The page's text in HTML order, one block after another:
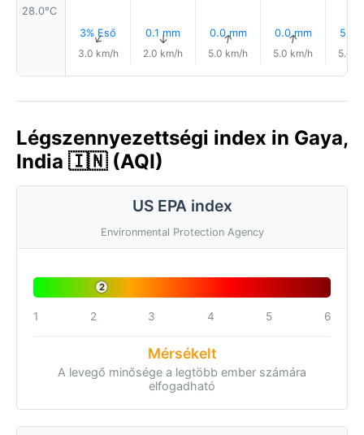
28.0°C
3% Eső
↑
3.0 km/h
0.1 mm
↑
2.0 km/h
0.0 mm
↑
5.0 km/h
0.0 mm
↑
5.0 km/h
5%
5.0
Légszennyezettségi index in Gaya,
India 🇮🇳 (AQI)
US EPA index
Environmental Protection Agency
2
1 2 3 4 5 6
Mérsékelt
A levegő minősége a legtöbb ember számára
elfogadható